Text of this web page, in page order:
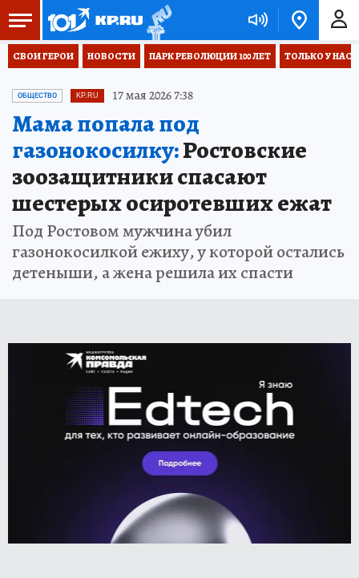
СВОИ ГЕРОИ НОВОСТИ ПАРК РЕВОЛЮЦИИ 100 ЛЕТ ТОЛЬКО У НАС
ОБЩЕСТВО KP.RU 17 мая 2026 7:38
Мама попала под
газонокосилку:Ростовские
зоозащитники спасают
шестерых осиротевших ежат
Под Ростовом мужчина убил
газонокосилкой ежиху, у которой остались
детеныши, а жена решила их спасти